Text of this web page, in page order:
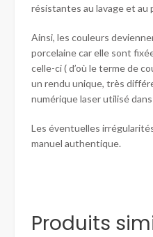
résistantes au lavage et au
Ainsi, les couleurs
porcelaine car elle sont
celle-ci ( d’où le terme de
un rendu unique, très
numérique laser utilisé
Les éventuelles
manuel authentique.
Produits